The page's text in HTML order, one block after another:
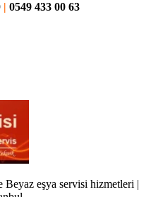
0549 433 00 63
Beyaz eşya servisi hizmetleri |